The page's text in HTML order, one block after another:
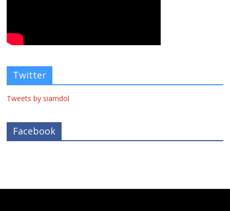
Twitter
Tweets by siamdol
Facebook